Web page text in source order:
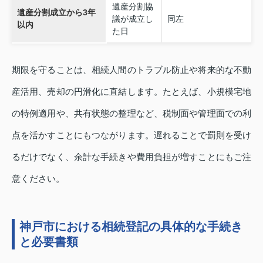
遺産分割成立から3年
以内
遺産分割協
議が成立し
た日
同左
期限を守ることは、相続人間のトラブル防止や将来的な不動
産活用、売却の円滑化に直結します。たとえば、小規模宅地
の特例適用や、共有状態の整理など、税制面や管理面での利
点を活かすことにもつながります。遅れることで罰則を受け
るだけでなく、余計な手続きや費用負担が増すことにもご注
意ください。
神戸市における相続登記の具体的な手続き
と必要書類